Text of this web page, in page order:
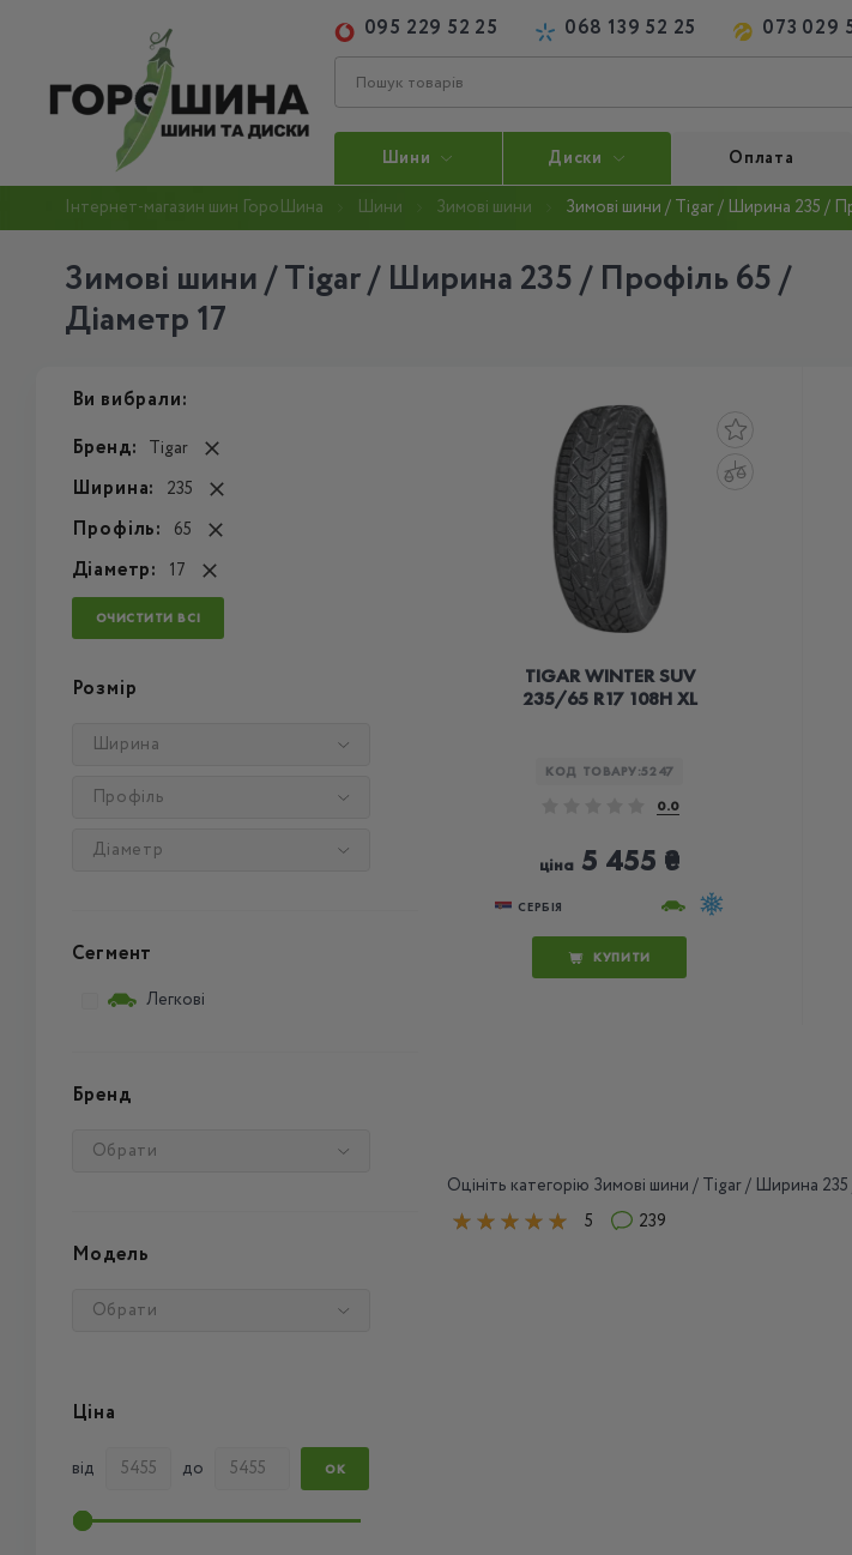
095 229 52 25 068 139 52 25 073 029
Шини Диски Оплата
Інтернет-магазин шин ГороШина Шини Зимові шини Зимові шини / Tigar / Ширина 235 /
Зимові шини / Tigar / Ширина 235 / Профіль 65 /
Діаметр 17
Ви вибрали:
Бренд: Tigar
Ширина: 235
Профіль: 65
Діаметр: 17
ОЧИСТИТИ ВСІ
Розмір
Ширина
Профіль
Діаметр
Сегмент
Легкові
Бренд
Обрати
Модель
Обрати
Ціна
від до ОК
TIGAR WINTER SUV
235/65 R17 108H XL
КОД ТОВАРУ:5247
0.0
ціна 5 455 ₴
СЕРБІЯ
КУПИТИ
Оцініть категорію Зимові шини / Tigar / Ширина
5
239